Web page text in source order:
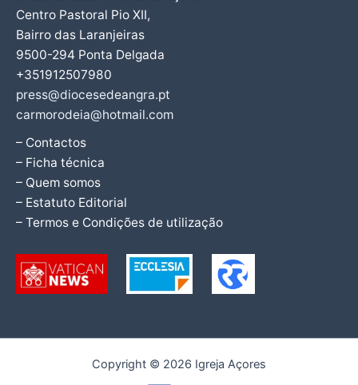
Centro Pastoral Pio XII,
Bairro das Laranjeiras
9500-294 Ponta Delgada
+351912507980
press@diocesedeangra.pt
carmorodeia@hotmail.com
– Contactos
– Ficha técnica
– Quem somos
– Estatuto Editorial
– Termos e Condições de utilização
Copyright © 2026 Igreja Açores